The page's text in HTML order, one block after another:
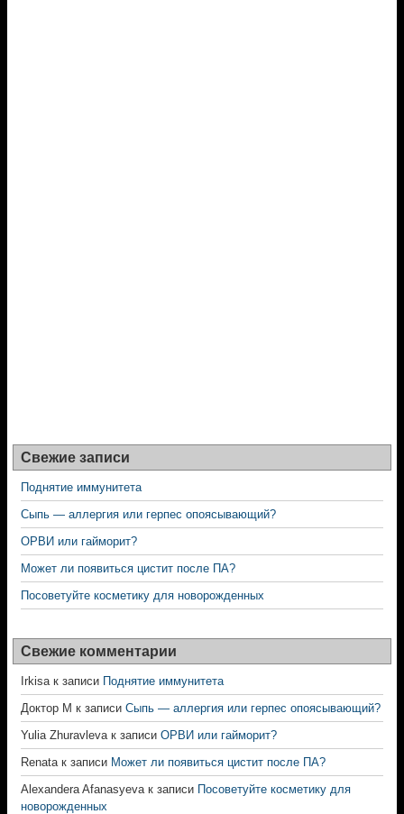
Свежие записи
Поднятие иммунитета
Сыпь — аллергия или герпес опоясывающий?
ОРВИ или гайморит?
Может ли появиться цистит после ПА?
Посоветуйте косметику для новорожденных
Свежие комментарии
Irkisaк записи Поднятие иммунитета
Доктор М к записи Сыпь — аллергия или герпес опоясывающий?
Yulia Zhuravlevaк записи ОРВИ или гайморит?
Renataк записи Может ли появиться цистит после ПА?
Alexandera Afanasyevaк записи Посоветуйте косметику для
новорожденных